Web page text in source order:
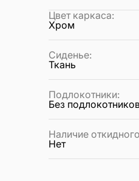
Цвет каркаса:
Хром
Сиденье:
Ткань
Подлокотники:
Без
Наличие
Нет